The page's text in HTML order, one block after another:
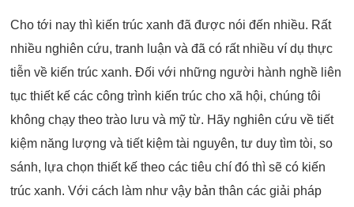
Cho tới nay thì kiến trúc xanh đã được nói đến nhiều. Rất
nhiều nghiên cứu, tranh luận và đã có rất nhiều ví dụ thực
tiễn về kiến trúc xanh. Đối với những người hành nghề liên
tục thiết kế các công trình kiến trúc cho xã hội, chúng tôi
không chạy theo trào lưu và mỹ từ. Hãy nghiên cứu về tiết
kiệm năng lượng và tiết kiệm tài nguyên, tư duy tìm tòi, so
sánh, lựa chọn thiết kế theo các tiêu chí đó thì sẽ có kiến
trúc xanh. Với cách làm như vậy bản thân các giải pháp